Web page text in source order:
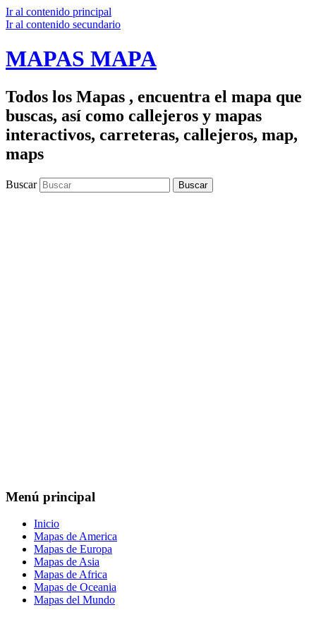
Ir al contenido principal
Ir al contenido secundario
MAPAS MAPA
Todos los Mapas , encuentra el mapa que
buscas, así como callejeros y mapas
interactivos, carreteras, callejeros, map,
maps
Buscar
Menú principal
Inicio
Mapas de America
Mapas de Europa
Mapas de Asia
Mapas de Africa
Mapas de Oceania
Mapas del Mundo